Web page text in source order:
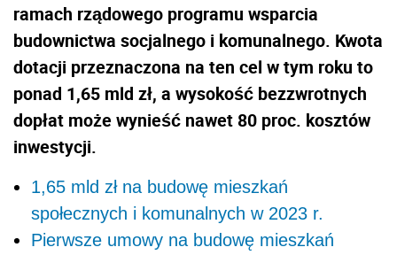
ramach rządowego programu wsparcia
budownictwa socjalnego i komunalnego. Kwota
dotacji przeznaczona na ten cel w tym roku to
ponad 1,65 mld zł, a wysokość bezzwrotnych
dopłat może wynieść nawet 80 proc. kosztów
inwestycji.
1,65 mld zł na budowę mieszkań
społecznych i komunalnych w 2023 r.
Pierwsze umowy na budowę mieszkań